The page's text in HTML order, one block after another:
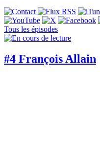
Tous les épisodes
#4 François Allain